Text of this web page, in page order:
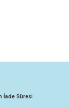
İade Süresi